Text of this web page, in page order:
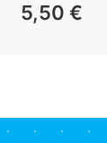
5,50 €